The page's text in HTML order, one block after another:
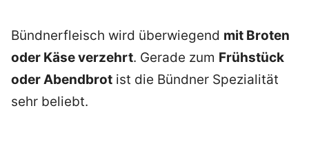
Bündnerfleisch wird überwiegend mit Broten
oder Käse verzehrt. Gerade zum Frühstück
oder Abendbrot ist die Bündner Spezialität
sehr beliebt.